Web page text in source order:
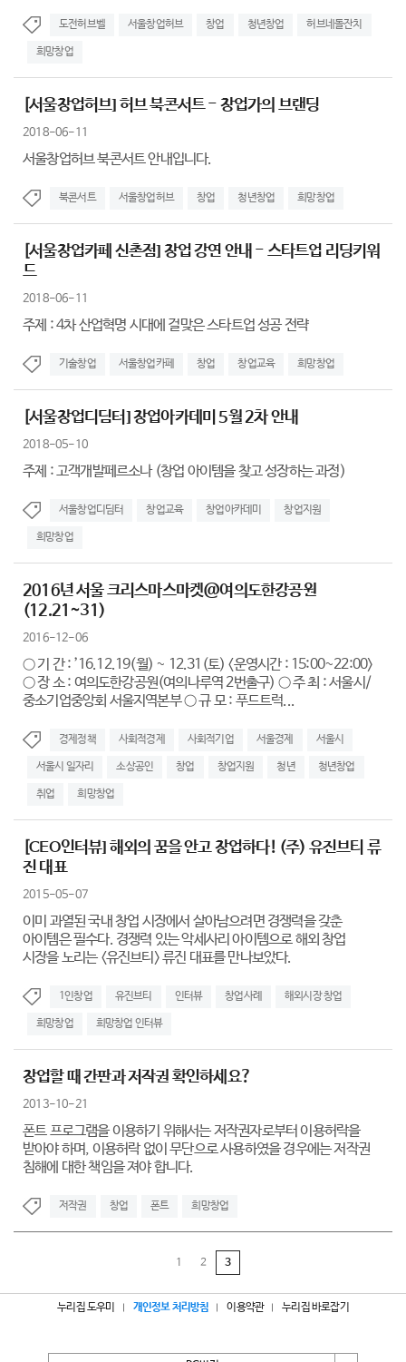
도전허브벨 서울창업허브 창업 청년창업 허브네돌잔치
희망창업
[서울창업허브] 허브 북콘서트 - 창업가의 브랜딩
2018-06-11
서울창업허브 북콘서트 안내입니다.
북콘서트 서울창업허브 창업 청년창업 희망창업
[서울창업카페 신촌점] 창업 강연 안내 - 스타트업 리딩키워
드
2018-06-11
주제 : 4차 산업혁명 시대에 걸맞은 스타트업 성공 전략
기술창업 서울창업카페 창업 창업교육 희망창업
[서울창업디딤터] 창업아카데미 5월 2차 안내
2018-05-10
주제 : 고객개발페르소나 (창업 아이템을 찾고 성장하는 과정)
서울창업디딤터 창업교육 창업아카데미 창업지원
희망창업
2016년 서울 크리스마스마켓@여의도한강공원
(12.21~31)
2016-12-06
○ 기 간 : ’16.12.19(월) ~ 12.31(토) <운영시간 : 15:00~22:00>
○ 장 소 : 여의도한강공원(여의나루역 2번출구) ○ 주 최 : 서울시/
중소기업중앙회 서울지역본부 ○ 규 모 : 푸드트럭...
경제정책 사회적경제 사회적기업 서울경제 서울시
서울시 일자리 소상공인 창업 창업지원 청년 청년창업
취업 희망창업
[CEO인터뷰] 해외의 꿈을 안고 창업하다! (주) 유진브티 류
진 대표
2015-05-07
이미 과열된 국내 창업 시장에서 살아남으려면 경쟁력을 갖춘
아이템은 필수다. 경쟁력 있는 악세사리 아이템으로 해외 창업
시장을 노리는 <유진브티> 류진 대표를 만나보았다.
1인창업 유진브티 인터뷰 창업사례 해외시장 창업
희망창업 희망창업 인터뷰
창업할 때 간판과 저작권 확인하세요?
2013-10-21
폰트 프로그램을 이용하기 위해서는 저작권자로부터 이용허락을
받아야 하며, 이용허락 없이 무단으로 사용하였을 경우에는 저작권
침해에 대한 책임을 져야 합니다.
저작권 창업 폰트 희망창업
1 2 3
누리집 도우미 개인정보 처리방침 이용약관 누리집 바로잡기